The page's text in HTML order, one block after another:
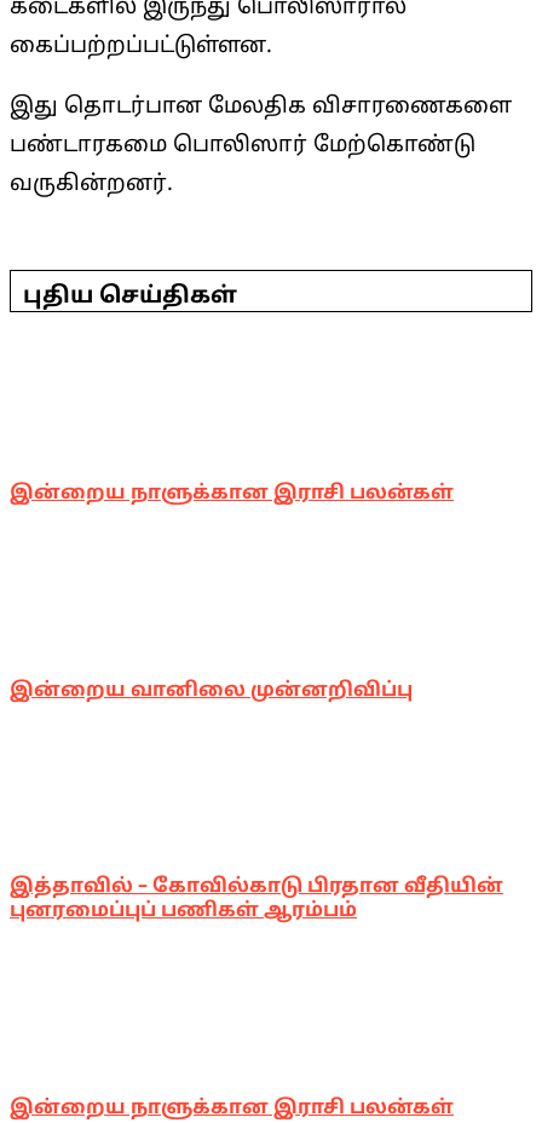
கடைகளில் இருந்து பொலிஸாரால்
கைப்பற்றப்பட்டுள்ளன.
இது தொடர்பான மேலதிக விசாரணைகளை
பண்டாரகமை பொலிஸார் மேற்கொண்டு
வருகின்றனர்.
29புதிய செய்திகள்
இன்றைய நாளுக்கான இராசி பலன்கள்
இன்றைய வானிலை முன்னறிவிப்பு
இத்தாவில் – கோவில்காடு பிரதான வீதியின்
புனரமைப்புப் பணிகள் ஆரம்பம்
இன்றைய நாளுக்கான இராசி பலன்கள்